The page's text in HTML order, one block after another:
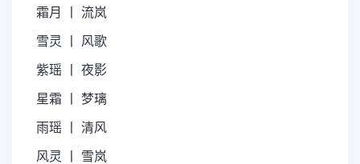
霜月 丨 流岚
雪灵 丨 风歌
紫瑶 丨 夜影
星霜 丨 梦璃
雨瑶 丨 清风
风灵 丨 雪岚